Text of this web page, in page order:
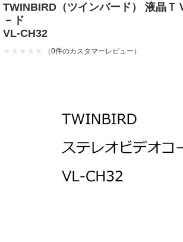
TWINBIRD（ツインバード） 液晶Ｔ
－ド
VL-CH32
（0件のカスタマーレビュー）